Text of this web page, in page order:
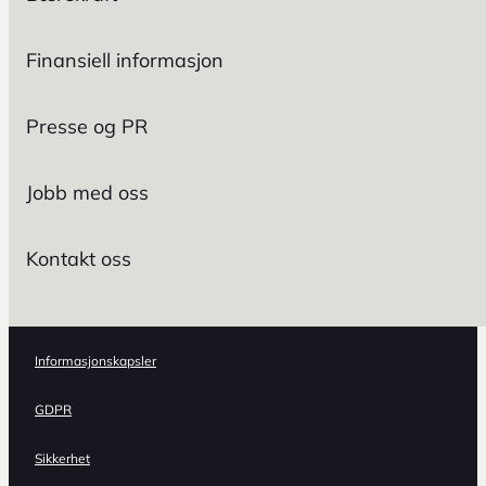
Finansiell informasjon
Presse og PR
Jobb med oss
Kontakt oss
Informasjonskapsler
GDPR
Sikkerhet